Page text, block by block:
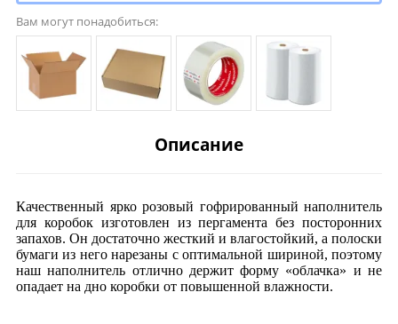
Вам могут понадобиться:
Описание
Качественный ярко розовый гофрированный наполнитель
для коробок изготовлен из пергамента без посторонних
запахов. Он достаточно жесткий и влагостойкий, а полоски
бумаги из него нарезаны с оптимальной шириной, поэтому
наш наполнитель отлично держит форму «облачка» и не
опадает на дно коробки от повышенной влажности.